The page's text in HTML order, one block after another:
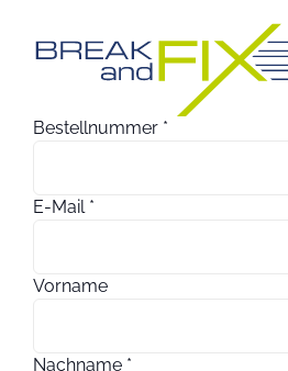
springen
Bestellnummer *
E-Mail *
Vorname
Nachname *